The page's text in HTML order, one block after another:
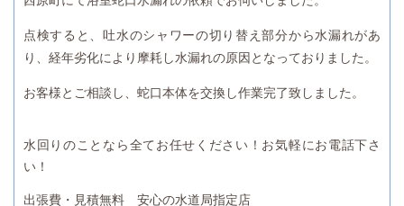
点検すると、吐水のシャワーの切り替え部分から水漏れがあ
り、経年劣化により摩耗し水漏れの原因となっておりました。
お客様とご相談し、蛇口本体を交換し作業完了致しました。
水回りのことなら全てお任せください！お気軽にお電話下さ
い！
出張費・見積無料 安心の水道局指定店